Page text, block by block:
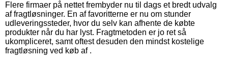
Flere firmaer på nettet frembyder nu til dags et bredt udvalg
af fragtløsninger. En af favoritterne er nu om stunder
udleveringssteder, hvor du selv kan afhente de købte
produkter når du har lyst. Fragtmetoden er jo ret så
ukompliceret, samt oftest desuden den mindst kostelige
fragtløsning ved køb af .